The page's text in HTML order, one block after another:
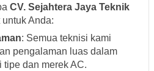
CV. Sejahtera Jaya Teknik
Anda:
: Semua teknisi kami
pengalaman luas dalam
dan merek AC.